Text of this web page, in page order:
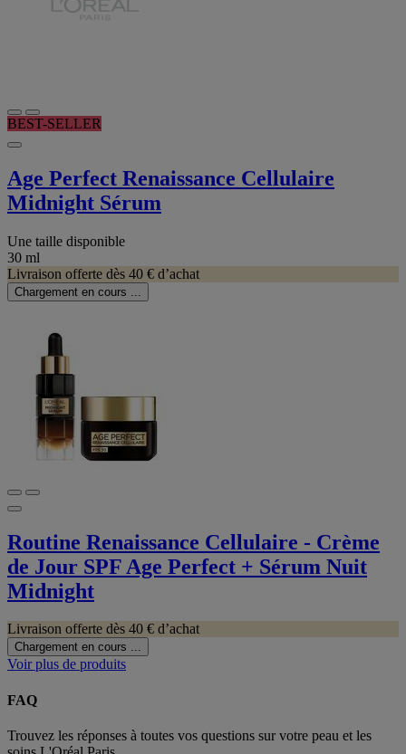
BEST-SELLER
Age Perfect Renaissance Cellulaire
Midnight Sérum
Une taille disponible
30 ml
Livraison offerte dès 40 € d’achat
Chargement en cours ...
Routine Renaissance Cellulaire - Crème
de Jour SPF Age Perfect + Sérum Nuit
Midnight
Livraison offerte dès 40 € d’achat
Chargement en cours ...
Voir plus de produits
FAQ
Trouvez les réponses à toutes vos questions sur votre peau et les